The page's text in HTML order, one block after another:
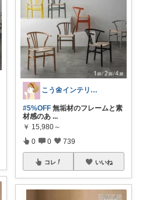
こう🌼インテリアと家事＆育児グッズ
#5%OFF 無垢材のフレームと素
材感のあ ...
￥ 15,980～
0 0 739
コレ いいね